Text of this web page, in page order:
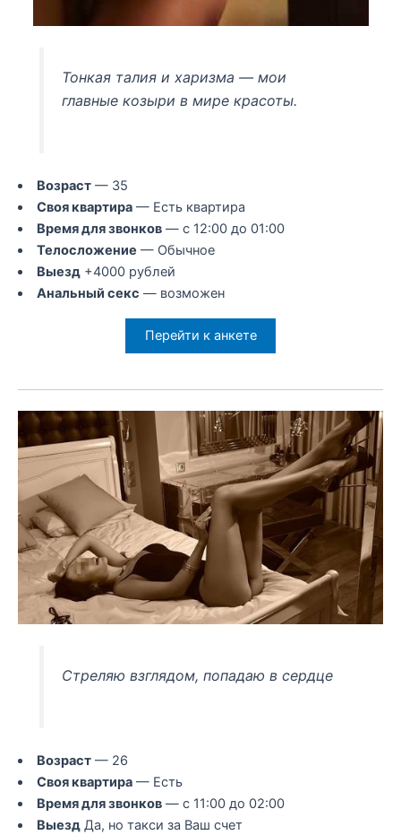
Тонкая талия и харизма — мои
главные козыри в мире красоты.
Возраст— 35
Своя квартира— Есть квартира
Время для звонков— с 12:00 до 01:00
Телосложение — Обычное
Выезд+4000 рублей
Анальный секс — возможен
Перейти к анкете
Стреляю взглядом, попадаю в сердце
Возраст— 26
Своя квартира— Есть
Время для звонков— с 11:00 до 02:00
ВыездДа, но такси за Ваш счет